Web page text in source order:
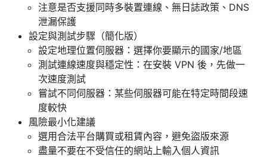
注意是否支援同時多裝置連線、無日誌政策、DNS
泄漏保護
設定與測試步驟（簡化版）
設定地理位置伺服器：選擇你要顯示的國家/地區
測試連線速度與穩定性：在安裝 VPN 後，先做一
次速度測試
嘗試不同伺服器：某些伺服器可能在特定時間段速
度較快
風險最小化建議
選用合法平台購買或租賃內容，避免盜版來源
盡量不要在不受信任的網站上輸入個人資訊